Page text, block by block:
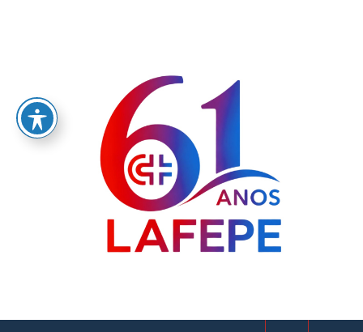
AVISO DE LICITAÇÃO – COMISSÃO PERMANENTE DE LICITAÇÃO – CPL -SEI Nº
0060407876.000177/2023-05